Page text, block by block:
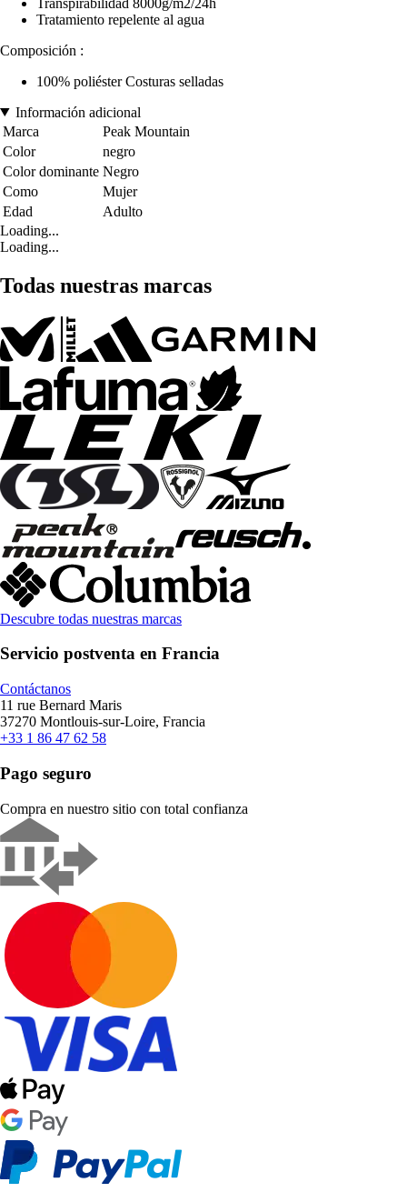
Tratamiento repelente al agua
Composición :
100% poliéster Costuras selladas
Información adicional
Marca
Peak Mountain
Color
negro
Color dominante Negro
Como
Mujer
Edad
Adulto
Loading...
Loading...
Todas nuestras marcas
Descubre todas nuestras marcas
Servicio postventa en Francia
Contáctanos
11 rue Bernard Maris
37270 Montlouis-sur-Loire, Francia
+33 1 86 47 62 58
Pago seguro
Compra en nuestro sitio con total confianza